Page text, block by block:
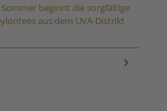
beginnt die sorgfältige
aus dem UVA-Distrikt